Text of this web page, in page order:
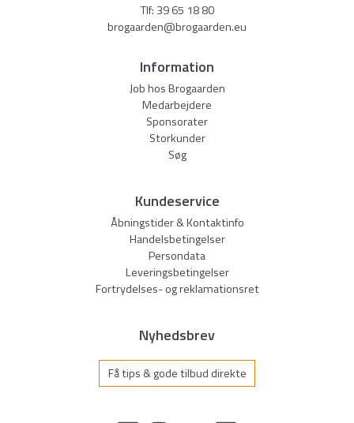
Tlf: 39 65 18 80
brogaarden@brogaarden.eu
Information
Job hos Brogaarden
Medarbejdere
Sponsorater
Storkunder
Søg
Kundeservice
Åbningstider & Kontaktinfo
Handelsbetingelser
Persondata
Leveringsbetingelser
Fortrydelses- og reklamationsret
Nyhedsbrev
Få tips & gode tilbud direkte